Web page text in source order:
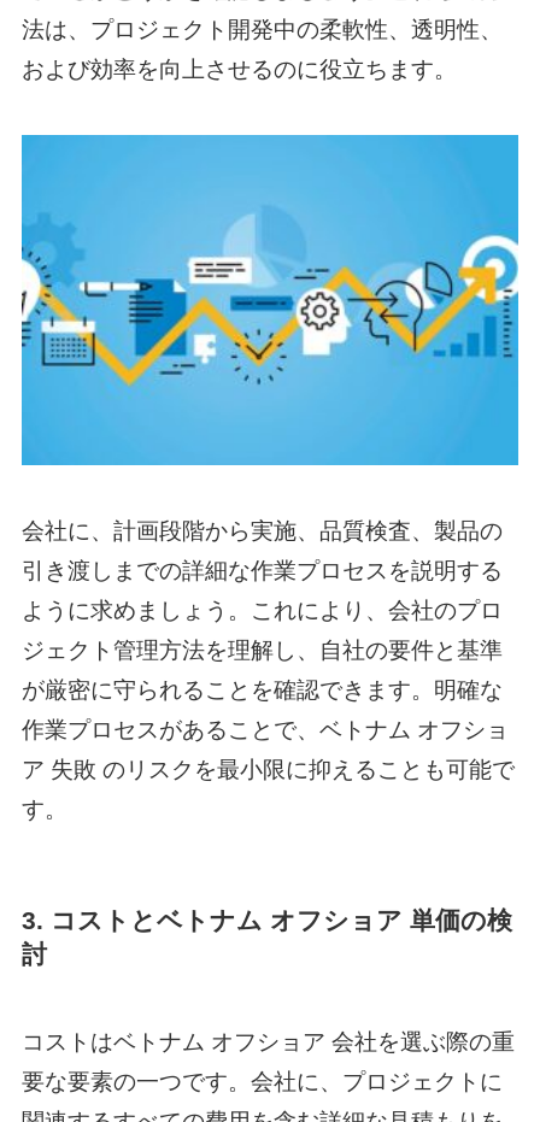
法は、プロジェクト開発中の柔軟性、透明性、
および効率を向上させるのに役立ちます。
会社に、計画段階から実施、品質検査、製品の
引き渡しまでの詳細な作業プロセスを説明する
ように求めましょう。これにより、会社のプロ
ジェクト管理方法を理解し、自社の要件と基準
が厳密に守られることを確認できます。明確な
作業プロセスがあることで、 ベトナム オフショ
ア 失敗 のリスクを最小限に抑えることも可能で
す。
3. コストとベトナム オフショア 単価の検
討
コストはベトナム オフショア 会社を選ぶ際の重
要な要素の一つです。会社に、プロジェクトに